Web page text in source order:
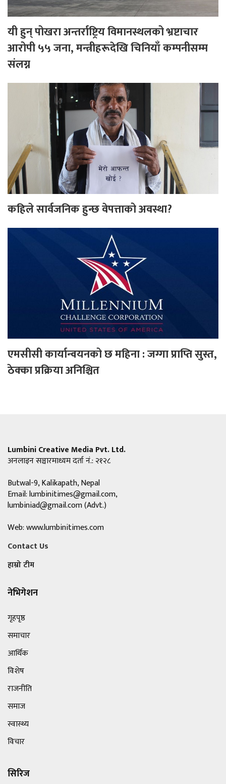
यी हुन् पोखरा अन्तर्राष्ट्रिय विमानस्थलको भ्रष्टाचार
आरोपी ५५ जना, मन्त्रीहरूदेखि चिनियाँ कम्पनीसम्म
संलग्न
कहिले सार्वजनिक हुन्छ वेपत्ताको अवस्था?
एमसीसी कार्यान्वयनको छ महिना : जग्गा प्राप्ति सुस्त,
ठेक्का प्रक्रिया अनिश्चित
Lumbini Creative Media Pvt. Ltd.
अनलाइन सञ्चारमाध्यम दर्ता नं.: २१२८
Butwal-9, Kalikapath, Nepal
Email:lumbinitimes@gmail.com,
lumbiniad@gmail.com(Advt.)
Web: www.lumbinitimes.com
Contact Us
हाम्रो टीम
नेभिगेशन
गृहपृष्ठ
समाचार
आर्थिक
विशेष
राजनीति
समाज
स्वास्थ्य
विचार
सिरिज